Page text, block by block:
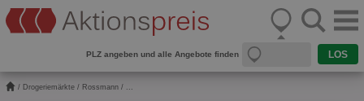
PLZ angeben und alle Angebote finden
/ Drogeriemärkte / Rossmann / ...